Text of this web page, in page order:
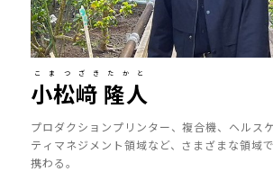
小松﨑 隆人
こまつざきたかと
プロダクションプリンター、複合機、ヘルス
ティマネジメント領域など、さまざまな領域
携わる。